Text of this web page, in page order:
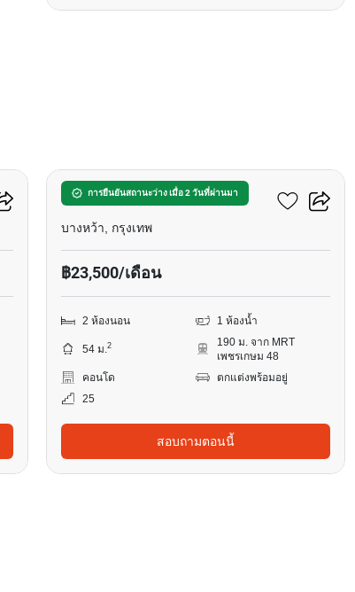
การยืนยันสถานะว่าง เมื่อ 2 วันที่ผ่านมา
เดอะ เบส เพชรเกษม
บางหว้า, กรุงเทพ
฿23,500/เดือน
2 ห้องนอน 1 ห้องน้ำ
54 ม.2
190 ม. จาก MRT
เพชรเกษม 48
คอนโด
ตกแต่งพร้อมอยู่
25
สอบถามตอนนี้